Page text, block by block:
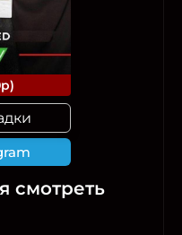
смотреть